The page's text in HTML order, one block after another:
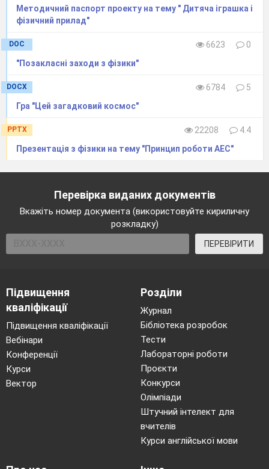
Методичний паспорт проекту на тему " Дитяча іграшка і
фізичний прилад"
DOC 6623
0
"Позакласні заходи з фізики"
DOCX 6784
5
Гра "Цей загадковий космос"
PPTX 22208
4.4
Презентація з фізики на тему "Принцип роботи АЕС"
Перевірка виданих документів
Вкажіть номер документа (використовуйте кириличну
розкладку)
ПЕРЕВІРИТИ
Підвищення
кваліфікації
Підвищення кваліфікації
Вебінари
Конференції
Курси
Вектор
Розділи
Журнал
Бібліотека розробок
Тести
Лабораторні роботи
Проєкти
Конкурси
Олімпіади
Штучний інтелект для
вчителів
Курси англійської мови